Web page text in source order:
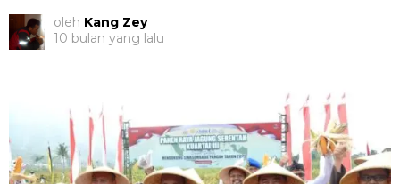
oleh Kang Zey
10 bulan yang lalu